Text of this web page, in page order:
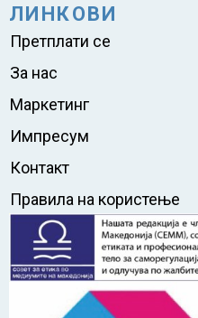
ЛИНКОВИ
Претплати се
За нас
Маркетинг
Импресум
Контакт
Правила на користење